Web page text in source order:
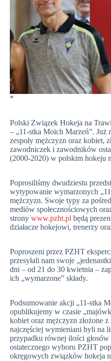
*
Polski Związek Hokeja na
– „11-stka Moich Marzeń”. Już
zespoły mężczyzn oraz kobiet,
zawodniczek i zawodników
(2000-2020) w polskim hokeju
Poprosiliśmy dwudziestu
wytypowanie wymarzonych
mężczyzn. Swoje typy za
mediów społecznościowych
strony www.pzht.pl będą
działacze hokejowi, trenerzy
Poproszeni przez PZHT
przesyłali nam swoje
dni – od 21 do 30 kwietnia –
ich „wymarzone” składy.
Podsumowanie akcji „11-stka
opublikujemy w czasie
kobiet oraz mężczyzn złożone
najczęściej wymieniani byli na
przypadku równej ilości
ostatecznego wyboru PZHT
okręgowych związków hokeja